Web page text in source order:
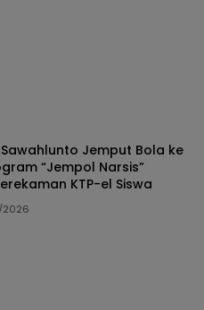
Jemput Bola ke
“Jempol Narsis”
KTP-el Siswa